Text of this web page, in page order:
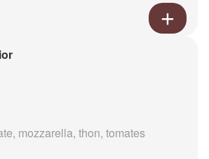
mozzarella, thon, tomates